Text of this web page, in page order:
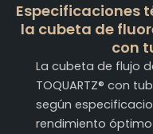
Especificaciones
la cubeta de
con
La cubeta de flujo
TOQUARTZ® con
según
rendimiento